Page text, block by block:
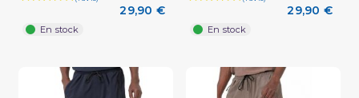
29,90 €
En stock
29,90 €
En stock